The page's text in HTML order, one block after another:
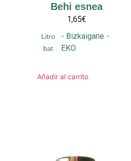
Behi esnea
1,65€
Litro
bat
- Bizkaigane -
EKO
Añadir al carrito